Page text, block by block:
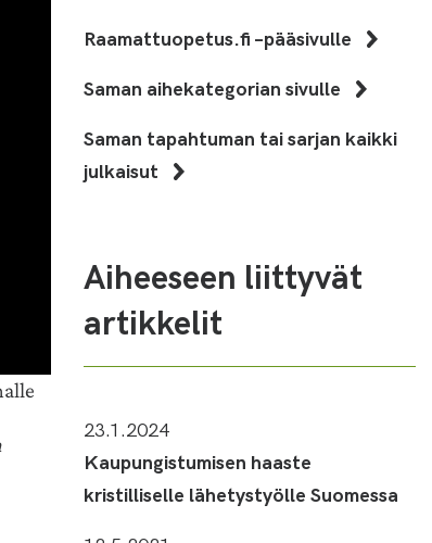
Raamattuopetus.fi –pääsivulle
Saman aihekategorian sivulle
Saman tapahtuman tai sarjan kaikki
julkaisut
Aiheeseen liittyvät
artikkelit
23.1.2024
Kaupungistumisen haaste
kristilliselle lähetystyölle Suomessa